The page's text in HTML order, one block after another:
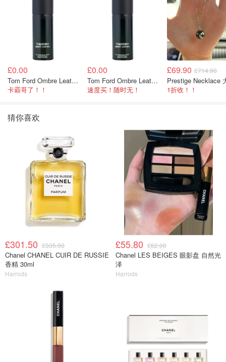
£0.00
Tom Ford Ombre Leather 身体喷雾 150ml
卡霸哥了！！
£0.00
Tom Ford Ombre Leather 全身喷雾 150ml
速度买！随时无！
£69.90 £714.90
1折收！！
猜你喜欢
£301.50 £335.00
Chanel CHANEL CUIR DE RUSSIE
香精 30ml
Harrods
£55.80 £62.00
Chanel LES BEIGES 眼影盘 自然光
泽
Harrods